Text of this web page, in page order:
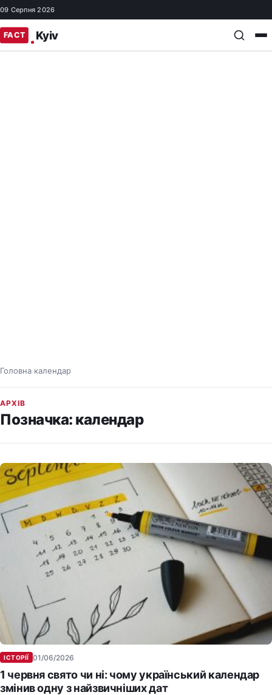
09 Серпня 2026
Головна/ календар
АРХІВ
Позначка: календар
ІСТОРІЇ 01/06/2026
1 червня свято чи ні: чому український календар
змінив одну з найзвичніших дат